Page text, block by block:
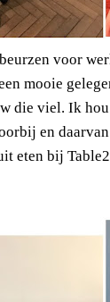
voor
mooie
die viel. Ik
en
eten bij